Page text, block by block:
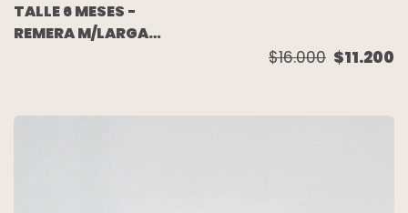
TALLE 6 MESES -
REMERA M/LARGA
$16.000 $11.200